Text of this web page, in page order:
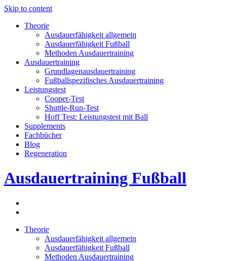
Skip to content
Theorie
Ausdauerfähigkeit allgemein
Ausdauerfähigkeit Fußball
Methoden Ausdauertraining
Ausdauertraining
Grundlagenausdauertraining
Fußballspezifisches Ausdauertraining
Leistungstest
Cooper-Test
Shuttle-Run-Test
Hoff Test: Leistungstest mit Ball
Supplements
Fachbücher
Blog
Regeneration
Ausdauertraining Fußball
Theorie
Ausdauerfähigkeit allgemein
Ausdauerfähigkeit Fußball
Methoden Ausdauertraining